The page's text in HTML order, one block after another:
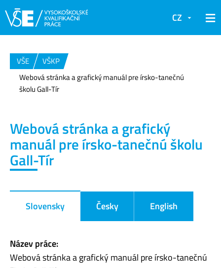
CZ
VŠE
VŠKP
Webová stránka a grafický manuál pre írsko-tanečnú
školu Gall-Tír
Webová stránka a grafický
manuál pre írsko-tanečnú školu
Gall-Tír
Slovensky Česky English
Název práce:
Webová stránka a grafický manuál pre írsko-tanečnú